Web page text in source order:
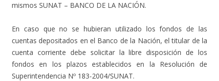
mismos SUNAT – BANCO DE LA NACIÓN.
En caso que no se hubieran utilizado los fondos de las
cuentas depositados en el Banco de la Nación, el titular de la
cuenta corriente debe solicitar la libre disposición de los
fondos en los plazos establecidos en la Resolución de
Superintendencia Nº 183-2004/SUNAT.